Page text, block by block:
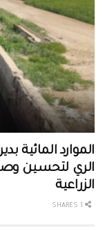
الموارد المائية
الري لتحسين
الزراعية